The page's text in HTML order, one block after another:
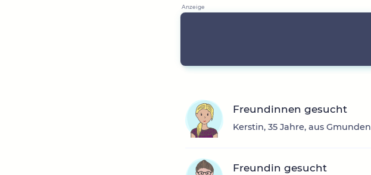
Freundinnen gesucht
Kerstin, 35 Jahre, aus Gmunden
Freundin gesucht